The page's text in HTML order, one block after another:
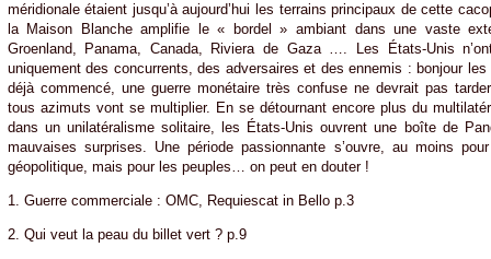
méridionale étaient jusqu’à aujourd’hui les terrains principaux de cette
la Maison Blanche amplifie le « bordel » ambiant dans une vaste
Groenland, Panama, Canada, Riviera de Gaza …. Les États-Unis
uniquement des concurrents, des adversaires et des ennemis : bonjour
déjà commencé, une guerre monétaire très confuse ne devrait pas
tous azimuts vont se multiplier. En se détournant encore plus du
dans un unilatéralisme solitaire, les États-Unis ouvrent une boîte de
mauvaises surprises. Une période passionnante s’ouvre, au moins
géopolitique, mais pour les peuples… on peut en douter !
1. Guerre commerciale : OMC, Requiescat in Bello p.3
2. Qui veut la peau du billet vert ? p.9